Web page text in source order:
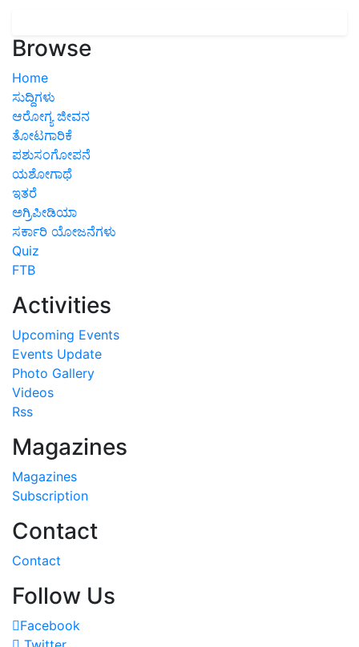
Browse
Home
ಸುದ್ದಿಗಳು
ಆರೋಗ್ಯ ಜೀವನ
ತೋಟಗಾರಿಕೆ
ಪಶುಸಂಗೋಪನೆ
ಯಶೋಗಾಥೆ
ಇತರೆ
ಅಗ್ರಿಪೀಡಿಯಾ
ಸರ್ಕಾರಿ ಯೋಜನೆಗಳು
Quiz
FTB
Activities
Upcoming Events
Events Update
Photo Gallery
Videos
Rss
Magazines
Magazines
Subscription
Contact
Contact
Follow Us
Facebook